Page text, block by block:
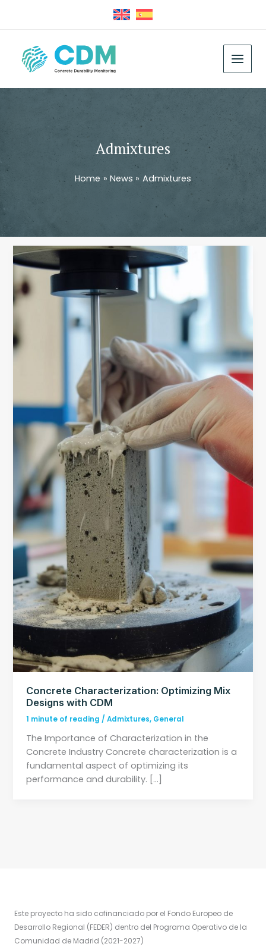
MAIN
Admixtures
Home News Admixtures
Concrete Characterization: Optimizing Mix
Designs with CDM
1 minute of reading /Admixtures, General
The Importance of Characterization in the
Concrete Industry Concrete characterization is a
fundamental aspect of optimizing its
performance and durability. […]
Este proyecto ha sido cofinanciado por el Fondo Europeo de
Desarrollo Regional (FEDER) dentro del Programa Operativo de la
Comunidad de Madrid (2021-2027)